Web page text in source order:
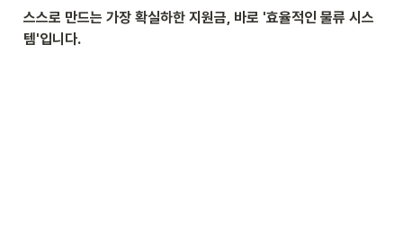
스스로 만드는 가장 확실하한 지원금, 바로 '효율적인 물류 시스
템'입니다.